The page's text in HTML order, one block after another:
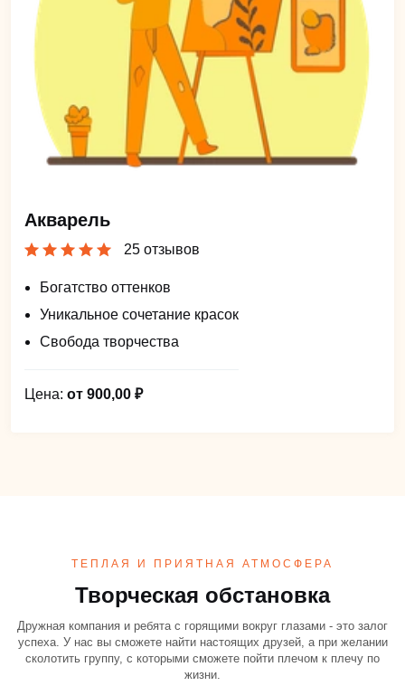
Акварель
25 отзывов
Богатство оттенков
Уникальное сочетание красок
Свобода творчества
Цена: от 900,00 ₽
ТЕПЛАЯ И ПРИЯТНАЯ АТМОСФЕРА
Творческая обстановка
Дружная компания и ребята с горящими вокруг глазами - это залог
успеха. У нас вы сможете найти настоящих друзей, а при желании
сколотить группу, с которыми сможете пойти плечом к плечу по
жизни.